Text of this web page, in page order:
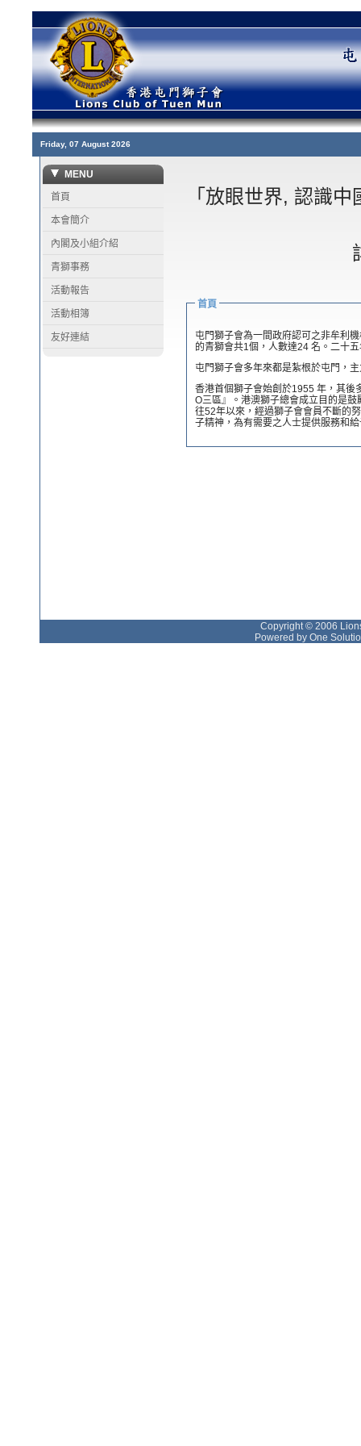
Friday, 07 August 2026
MENU
首頁
本會簡介
內閣及小組介紹
青獅事務
活動報告
活動相簿
友好連結
「放眼世界, 認識
首頁
屯門獅子會為一間政府認可之非牟利
的青獅會共1個，人數達24 名。二十
屯門獅子會多年來都是紮根於屯門，
香港首個獅子會始創於1955 年，其後
O三區』。港澳獅子總會成立目的是
往52年以來，經過獅子會會員不斷的
子精神，為有需要之人士提供服務和
Copyright © 2006
Powered by One